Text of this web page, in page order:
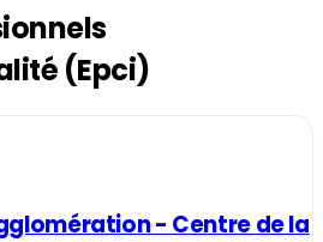
(Epci)
- Centre de la